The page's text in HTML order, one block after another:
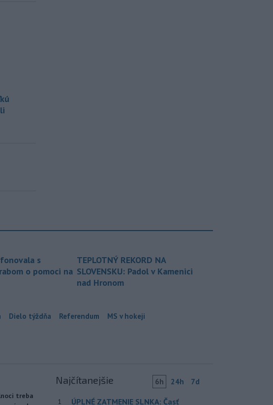
s
o pomoci na
TEPLOTNÝ REKORD NA
SLOVENSKU: Padol v Kamenici
nad Hronom
Dielo týždňa Referendum MS v hokeji
treba
Najčítanejšie 6h 24h 7d
1 ÚPLNÉ ZATMENIE SLNKA: Časť